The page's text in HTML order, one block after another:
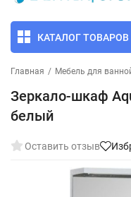
КАТАЛОГ ТОВАРОВ
Главная / Мебель для
Зеркало-шкаф
белый
Оставить отзыв